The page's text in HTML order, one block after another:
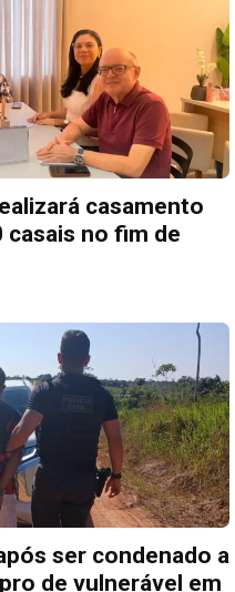
casamento
no fim de
ser condenado a
de vulnerável em